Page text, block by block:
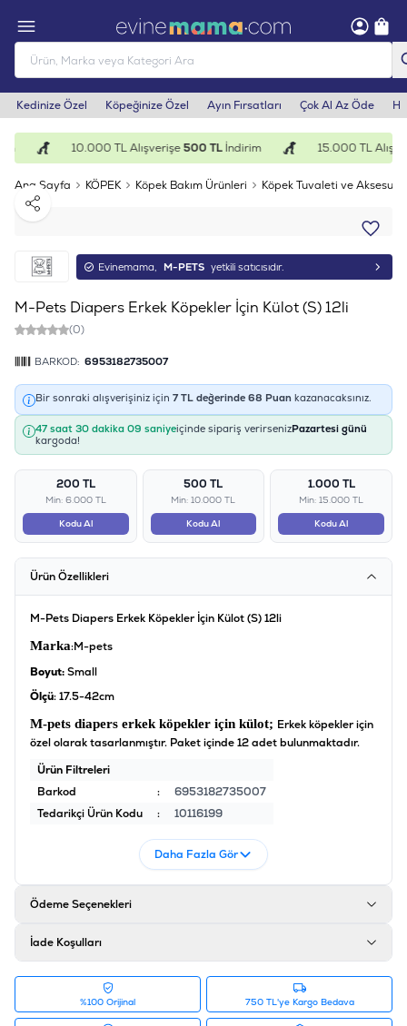
Kedinize Özel Köpeğinize Özel Ayın Fırsatları Çok Al Az Öde
10.000 TL Alışverişe500 TLİndirim 15.000 TL
Ana Sayfa KÖPEK Köpek Bakım Ürünleri
Köpek Tuvaleti ve
Paylaş
Evinemama, M-PETS yetkili satıcısıdır.
M-Pets Diapers Erkek Köpekler İçin Külot (S) 12li
(0)
BARKOD: 6953182735007
Bir sonraki alışverişiniz için 7TL değerinde 68 Puan kazanacaksınız.
47 saat 30 dakika 09 saniyeiçinde sipariş verirsenizPazartesi günü
kargoda!
200 TL
Min: 6.000 TL
Kodu Al
500 TL
Min: 10.000 TL
Kodu Al
1.000 TL
Min: 15.000 TL
Kodu Al
Ürün Özellikleri
M-Pets Diapers Erkek Köpekler İçin Külot (S) 12li
Marka:M-pets
Boyut:Small
Ölçü: 17.5-42cm
M-pets diapers erkek köpekler için külot; Erkek köpekler için
özel olarak tasarlanmıştır. Paket içinde 12 adet bulunmaktadır.
Ürün Filtreleri
Barkod
:
6953182735007
Tedarikçi Ürün Kodu
: 10116199
Daha Fazla Gör
Ödeme Seçenekleri
İade Koşulları
%100 Orijinal 750 TL'ye Kargo Bedava